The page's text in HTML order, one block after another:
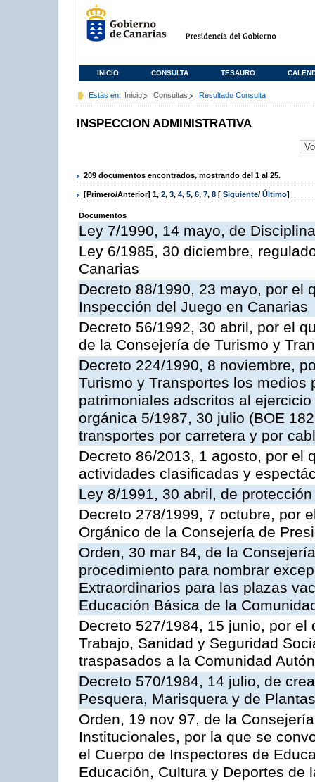
INICIO CONSULTA TESAURO
Estás en: Inicio Consultas Resultado Consulta
INSPECCION ADMINISTRATIVA
209 documentos encontrados, mostrando del 1 al 25.
[Primero/Anterior] 1, 2, 3, 4, 5, 6, 7, 8 [ Siguiente/ Último]
Documentos
Ley 7/1990, 14 mayo, de
Ley 6/1985, 30 diciembre,
Canarias
Decreto 88/1990, 23 mayo, por el
Inspección del Juego en Canarias
Decreto 56/1992, 30 abril, por el
de la Consejería de Turismo y
Decreto 224/1990, 8 noviembre,
Turismo y Transportes los
patrimoniales adscritos al
orgánica 5/1987, 30 julio (BOE
transportes por carretera y por
Decreto 86/2013, 1 agosto, por el
actividades clasificadas y
Ley 8/1991, 30 abril, de
Decreto 278/1999, 7 octubre, por
Orgánico de la Consejería de
Orden, 30 mar 84, de la
procedimiento para nombrar
Extraordinarios para las plazas
Educación Básica de la
Decreto 527/1984, 15 junio, por
Trabajo, Sanidad y Seguridad
traspasados a la Comunidad
Decreto 570/1984, 14 julio, de
Pesquera, Marisquera y de
Orden, 19 nov 97, de la
Institucionales, por la que se
el Cuerpo de Inspectores de
Educación, Cultura y Deportes de